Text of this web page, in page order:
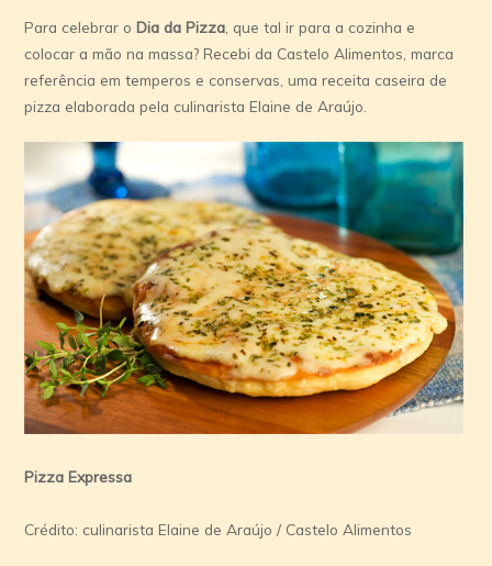
Para celebrar oDia da Pizza , que tal ir para a cozinha e
colocar a mão na massa? Recebi da Castelo Alimentos, marca
referência em temperos e conservas, uma receita caseira de
pizza elaborada pela culinarista Elaine de Araújo.
Pizza Expressa
Crédito: culinarista Elaine de Araújo / Castelo Alimentos